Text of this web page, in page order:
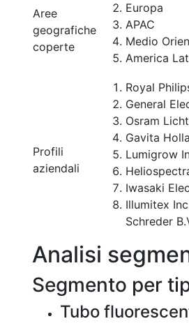
Aree
geografiche
coperte
Europa
APAC
Medio
America
Profili
aziendali
Royal
General
Osram
Gavita
Lumigrow
Iwasaki
Illumitex
Schreder
Analisi
Segmento per
Tubo